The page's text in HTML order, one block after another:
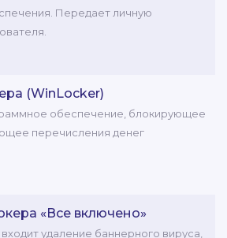
Передает личную
(WinLocker)
обеспечение, блокирующее
перечисления денег
«Все включено»
удаление баннерного вируса,